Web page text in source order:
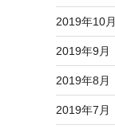
2019年10月
2019年9月
2019年8月
2019年7月